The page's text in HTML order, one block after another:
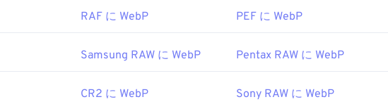
fileformat/RAW-Raw-File-Format-bitmap
RAF に WebP PEF に WebP
Samsung RAW に WebP Pentax RAW に WebP
CR2 に WebP Sony RAW に WebP